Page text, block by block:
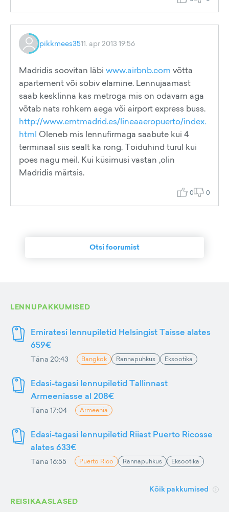
pikkmees3511. apr 2013 19:56
Madridis soovitan läbi www.airbnb.com võtta
apartement või sobiv elamine. Lennujaamast
saab kesklinna kas metroga mis on odavam aga
võtab nats rohkem aega või airport express buss.
http://www.emtmadrid.es/lineaaeropuerto/index.
html Oleneb mis lennufirmaga saabute kui 4
terminaal siis sealt ka rong. Toiduhind turul kui
poes nagu meil. Kui küsimusi vastan ,olin
Madridis märtsis.
0 0
Otsi foorumist
LENNUPAKKUMISED
Emiratesi lennupiletid Helsingist Taisse alates
659€
Täna 20:43 Bangkok Rannapuhkus Eksootika
Edasi-tagasi lennupiletid Tallinnast
Armeeniasse al 208€
Täna 17:04 Armeenia
Edasi-tagasi lennupiletid Riiast Puerto Ricosse
alates 633€
Täna 16:55 Puerto Rico Rannapuhkus Eksootika
Kõik pakkumised
REISIKAASLASED